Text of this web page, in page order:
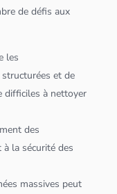
de défis aux
les
et de
difficiles à nettoyer
des
la sécurité des
massives peut